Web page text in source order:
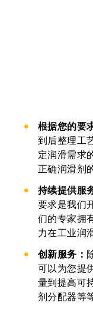
根据您的要
到后整理工
定润滑需求
正确润滑剂
持续提供服
要求是我们
们的专家拥
力在工业润
创新服务：
可以为您提
量到提高可
剂分配器等